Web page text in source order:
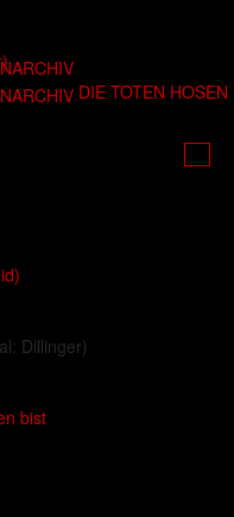
DIE TOTEN HOSEN
Dillinger)
bist